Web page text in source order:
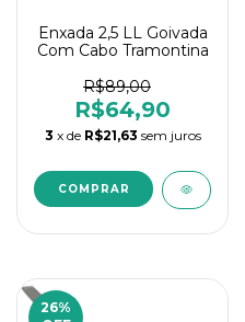
Enxada 2,5 LL Goivada
Com Cabo Tramontina
R$89,00
R$64,90
3 x de R$21,63 sem juros
26%